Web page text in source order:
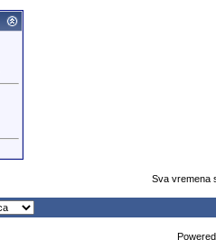
Sva vremena